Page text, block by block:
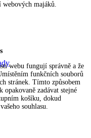
webových majáků.
webu fungují správně a že
funkčních souborů
stránek. Tímto způsobem
opakovaně zadávat stejné
košíku, dokud
souhlasu.